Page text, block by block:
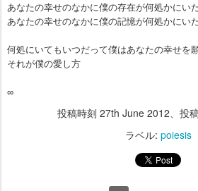
あなたの幸せのなかに僕の存在が何処かにい
あなたの幸せのなかに僕の記憶が何処かにい
何処にいてもいつだって僕はあなたの幸せを
それが僕の愛し方
∞
投稿時刻 27th June 2012、投
ラベル: poiesis